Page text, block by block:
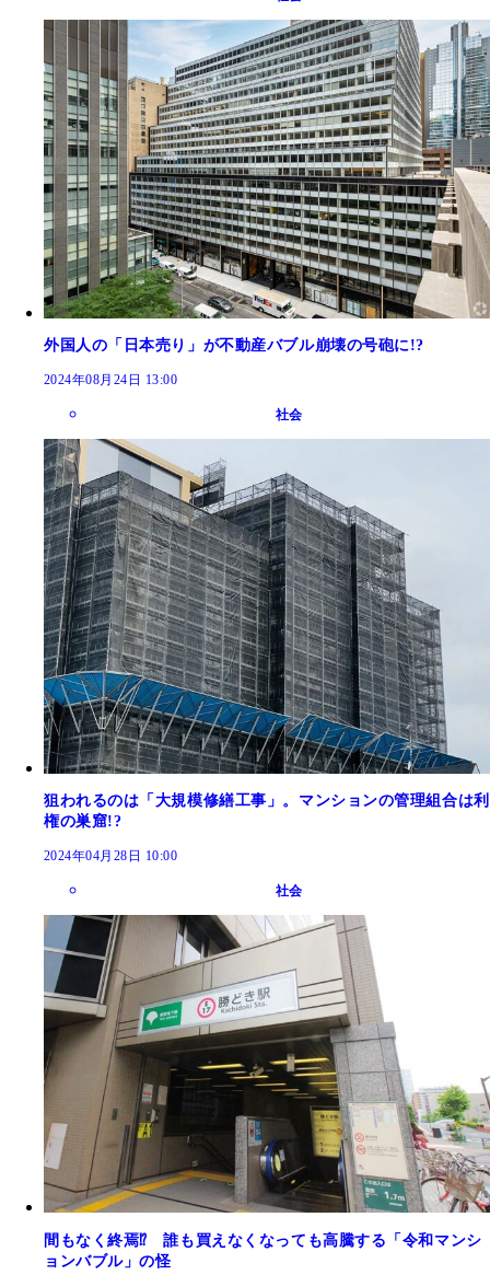
外国人の「日本売り」が不動産バブル崩壊の号砲に!?
2024年08月24日 13:00
社会
狙われるのは「大規模修繕工事」。マンションの管理組合は利
権の巣窟!?
2024年04月28日 10:00
社会
間もなく終焉⁉ 誰も買えなくなっても高騰する「令和マンシ
ョンバブル」の怪